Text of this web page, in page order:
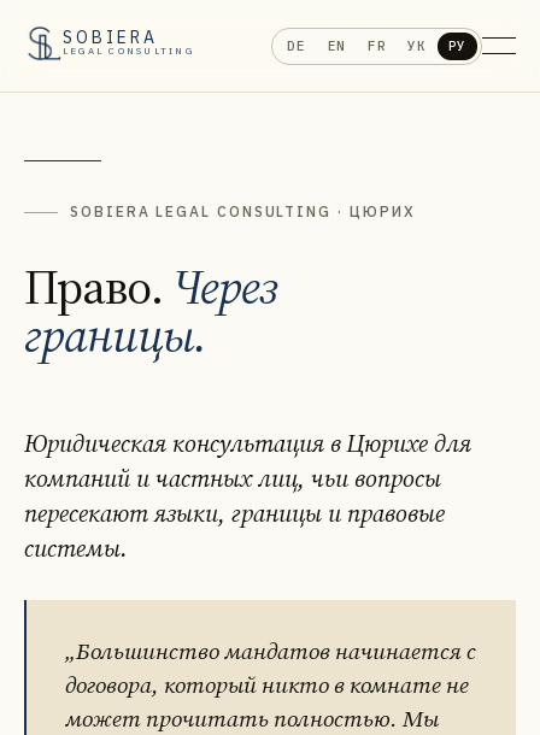
SOBIERA
LEGAL CONSULTING DE EN FR УК РУ
SOBIERA LEGAL CONSULTING · ЦЮРИХ
Право. Через
границы.
Юридическая консультация в Цюрихе для
компаний и частных лиц, чьи вопросы
пересекают языки, границы и правовые
системы.
„Большинство мандатов начинается с
договора, который никто в комнате не
может прочитать полностью. Мы